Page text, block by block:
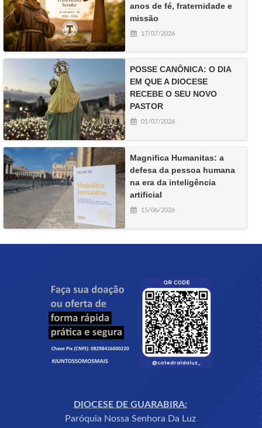
anos de fé, fraternidade e
missão
17/07/2026
POSSE CANÔNICA: O DIA
EM QUE A DIOCESE
RECEBE O SEU NOVO
PASTOR
01/07/2026
Magnifica Humanitas: a
defesa da pessoa humana
na era da inteligência
artificial
15/06/2026
DIOCESE DE GUARABIRA:
Paróquia Nossa Senhora Da Luz